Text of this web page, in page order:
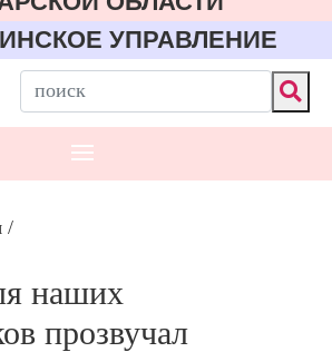
УПРАВЛЕНИЕ
/
наших
прозвучал